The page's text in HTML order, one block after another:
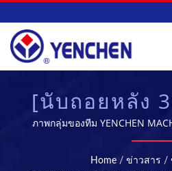
[นับถอยหลัง
ครบรอบ
YENCHEN
ภาพกลุ่มของทีม YENCHEN
รอบ 60 ปี | YENCHEN
เชี่ยวชาญในการผลิตเครื่องจักรท
Home / ข่าวสาร /